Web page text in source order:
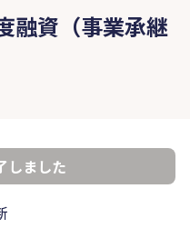
融資（事業承継
しました